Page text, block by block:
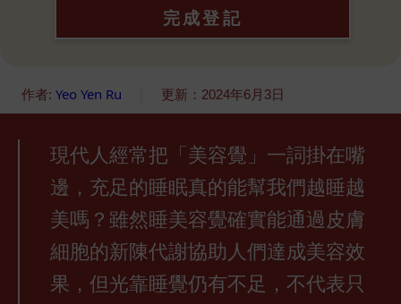
完成登記
作者: Yeo Yen Ru 更新：2024年6月3日
現代人經常把「美容覺」一詞掛在嘴
邊，充足的睡眠真的能幫我們越睡越
美嗎？雖然睡美容覺確實能通過皮膚
細胞的新陳代謝協助人們達成美容效
果，但光靠睡覺仍有不足，不代表只